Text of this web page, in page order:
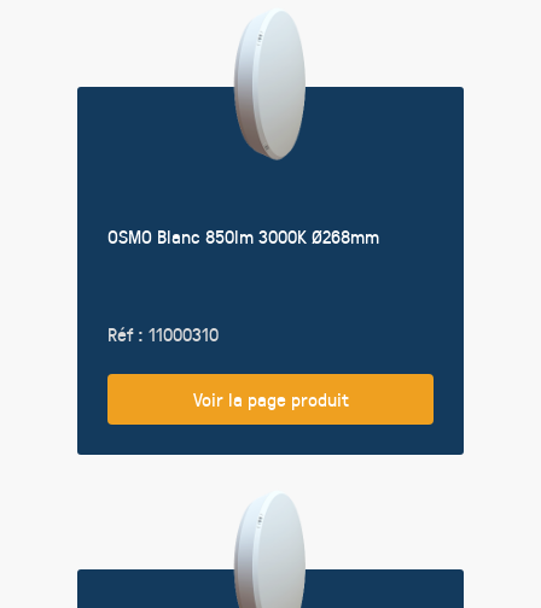
OSMO Blanc 850lm 3000K Ø268mm
Réf : 11000310
Voir la page produit